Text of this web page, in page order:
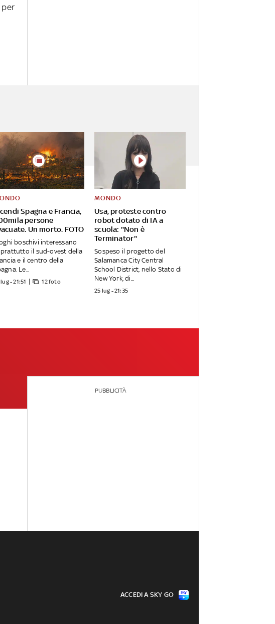
Spagna e Francia,
persone
Un morto. FOTO
boschivi interessano
il sud-ovest della
e il centro della
Le...
- 21:51 12 foto
Usa, proteste contro
robot dotato di IA a
scuola: "Non è
Terminator"
MONDO
Sospeso il progetto del
Salamanca City Central
School District, nello Stato di
New York, di...
25 lug - 21:35
PUBBLICITÀ
ACCEDI A SKY GO